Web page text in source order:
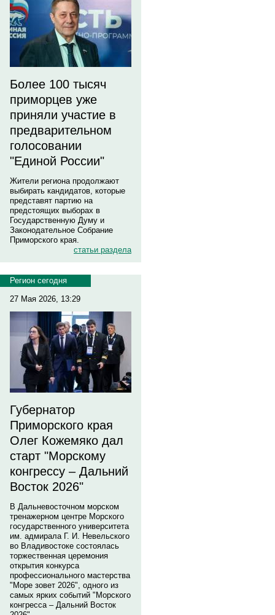
Более 100 тысяч
приморцев уже
приняли участие в
предварительном
голосовании
"Единой России"
Жители региона продолжают
выбирать кандидатов, которые
представят партию на
предстоящих выборах в
Государственную Думу и
Законодательное Собрание
Приморского края.
статьи раздела
Регион сегодня
27 Мая 2026, 13:29
Губернатор
Приморского края
Олег Кожемяко дал
старт "Морскому
конгрессу – Дальний
Восток 2026"
В Дальневосточном морском
тренажерном центре Морского
государственного университета
им. адмирала Г. И. Невельского
во Владивостоке состоялась
торжественная церемония
открытия конкурса
профессионального мастерства
"Море зовет 2026", одного из
самых ярких событий "Морского
конгресса – Дальний Восток